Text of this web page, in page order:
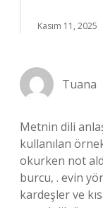
Kasım 11, 2025
Tuana
Metnin dili
kullanılan
okurken not
burcu, . evin
kardeşler ve